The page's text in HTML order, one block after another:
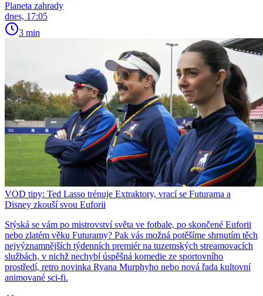
Planeta zahrady
dnes, 17:05
3 min
VOD tipy: Ted Lasso trénuje Extraktory, vrací se Futurama a
Disney zkouší svou Euforii
Stýská se vám po mistrovství světa ve fotbale, po skončené Euforii
nebo zlatém věku Futuramy? Pak vás možná potěšíme shrnutím těch
nejvýznamnějších týdenních premiér na tuzemských streamovacích
službách, v nichž nechybí úspěšná komedie ze sportovního
prostředí, retro novinka Ryana Murphyho nebo nová řada kultovní
animované sci-fi.